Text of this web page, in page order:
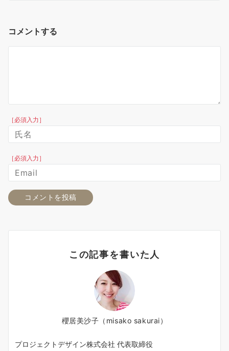
コメントする
［必須入力］
［必須入力］
この記事を書いた人
櫻居美沙子（misako sakurai）
プロジェクトデザイン株式会社 代表取締役